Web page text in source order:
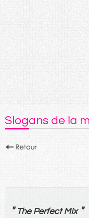
Slogans de la
"The PerfectMix "